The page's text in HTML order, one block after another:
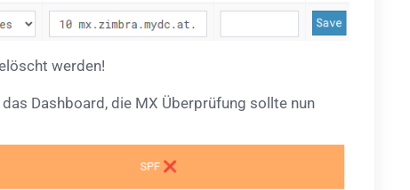
werden!
Dashboard, die MX Überprüfung sollte nun